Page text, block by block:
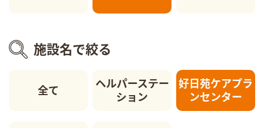
施設名で絞る
全て
ヘルパーステー
ション
好日苑ケアプラ
ンセンター